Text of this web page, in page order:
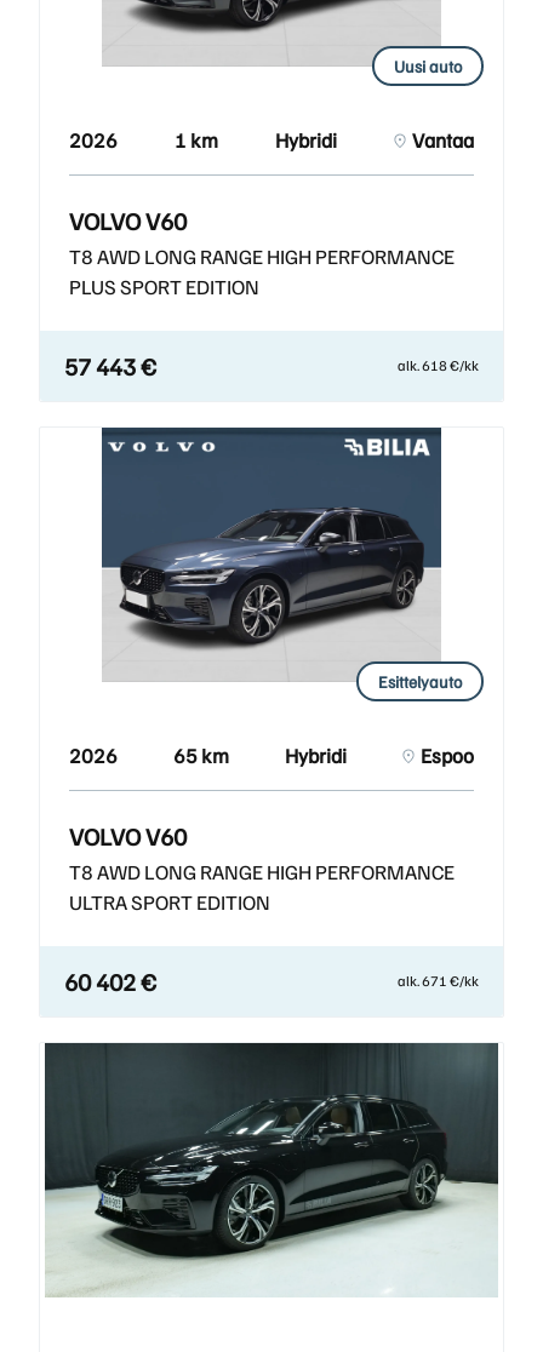
Uusi auto
2026 1 km Hybridi Vantaa
VOLVO V60
T8 AWD LONG RANGE HIGH PERFORMANCE
PLUS SPORT EDITION
57 443 € alk. 618 €/kk
Esittelyauto
2026 65 km Hybridi Espoo
VOLVO V60
T8 AWD LONG RANGE HIGH PERFORMANCE
ULTRA SPORT EDITION
60 402 € alk. 671 €/kk